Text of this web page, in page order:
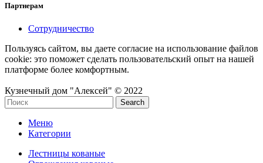
Партнерам
Сотрудничество
Пользуясь сайтом, вы даете согласие на использование файлов
cookie: это поможет сделать пользовательский опыт на нашей
платформе более комфортным.
Кузнечный дом "Алексей" © 2022
Search
Меню
Категории
Лестницы кованые